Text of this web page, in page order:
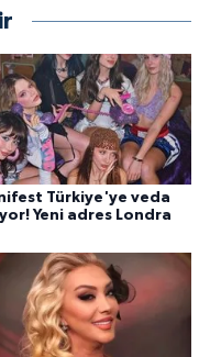
Türkiye'ye veda
Yeni adres Londra